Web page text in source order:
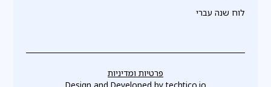
לוח שנה עברי
פרטיות ומדיניות